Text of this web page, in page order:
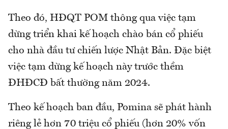
Theo đó, HĐQT POM thông qua việc tạm
dừng triển khai kế hoạch chào bán cổ phiếu
cho nhà đầu tư chiến lược Nhật Bản. Đặc biệt
việc tạm dừng kế hoạch này trước thềm
ĐHĐCĐ bất thường năm 2024.
Theo kế hoạch ban đầu, Pomina sẽ phát hành
riêng lẻ hơn 70 triệu cổ phiếu (hơn 20% vốn